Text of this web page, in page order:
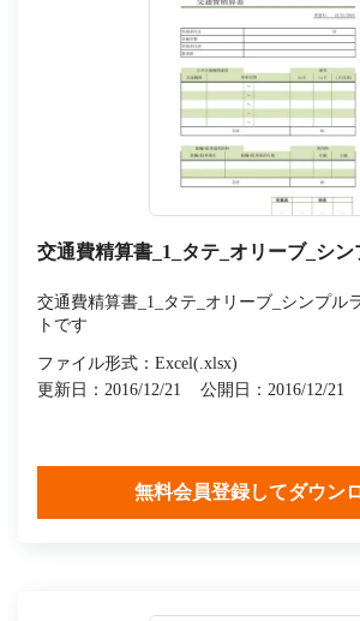
交通費精算書_1_タテ_オリーブ_シ
交通費精算書_1_タテ_オリーブ_シンプル
トです
ファイル形式：Excel(.xlsx)
更新日：2016/12/21
公開日：2016/12/21
無料会員登録してダウン